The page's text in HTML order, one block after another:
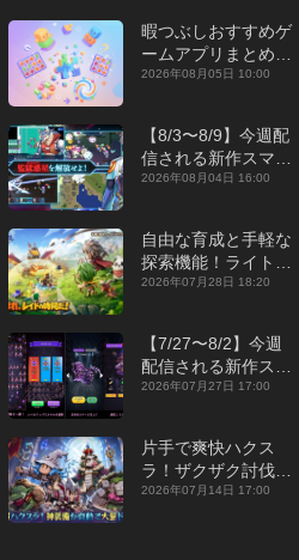
暇つぶしおすすめゲ
ームアプリまとめ｜
オフライン対応あり
2026年08月05日 10:00
【8/3〜8/9】今週配
信される新作スマホ
ゲームをまとめてお
2026年08月04日 16:00
自由な育成と手軽な
探索機能！ライトカ
ジュアルMMORPG
P】
2026年07月28日 18:20
【7/27〜8/2】今週
配信される新作スマ
ホゲームをまとめて
2026年07月27日 17:00
片手で爽快ハクス
ラ！ザクザク討伐し
て神装備を集める放
2026年07月14日 17:00